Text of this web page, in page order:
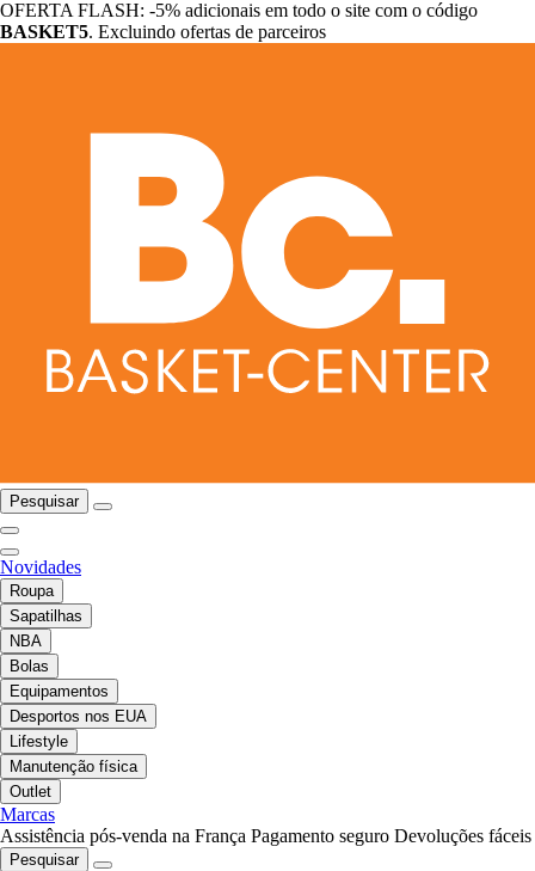
OFERTA FLASH: -5% adicionais em todo o site com o código
BASKET5. Excluindo ofertas de parceiros
Pesquisar
Novidades
Roupa
Sapatilhas
NBA
Bolas
Equipamentos
Desportos nos EUA
Lifestyle
Manutenção física
Outlet
Marcas
Assistência pós-venda na França Pagamento seguro Devoluções fáceis
Pesquisar